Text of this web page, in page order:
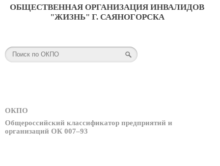
ОБЩЕСТВЕННАЯ ОРГАНИЗАЦИЯ ИНВАЛИДОВ
"ЖИЗНЬ" Г. САЯНОГОРСКА
ОКПО
Общероссийский классификатор предприятий и
организаций ОК 007–93